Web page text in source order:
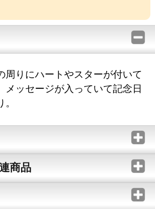
周りにハートやスターが付いて
メッセージが入っていて記念日
商品